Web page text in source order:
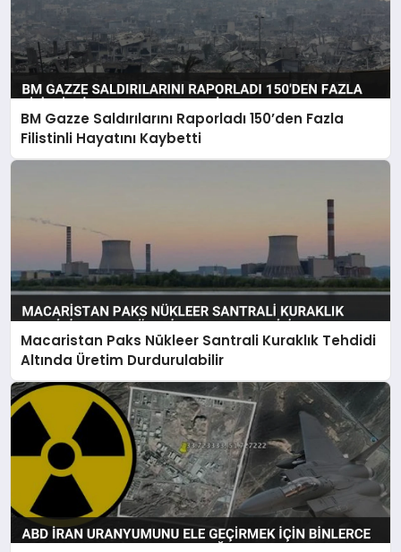
BM Gazze Saldırılarını Raporladı 150’den Fazla
Filistinli Hayatını Kaybetti
Macaristan Paks Nükleer Santrali Kuraklık Tehdidi
Altında Üretim Durdurulabilir